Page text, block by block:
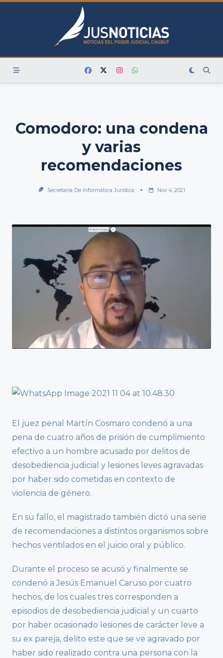
Skip
Comodoro: una condena
y varias
recomendaciones
Secretaría De Informática Jurídica Nov 4, 2021
El juez penal Martín Cosmaro condenó a una
pena de cuatro años de prisión de cumplimiento
efectivo a un hombre acusado por delitos de
desobediencia judicial y lesiones leves agravadas
por haber sido cometidas en contexto de
violencia de género.
En su fallo, el magistrado también dictó una serie
de recomendaciones a distintos organismos sobre
hechos ventilados en el juicio oral y público.
Durante el proceso se acusó y finalmente se
condenó a Jesús Emanuel Caruso por cuatro
hechos, de los cuales tres corresponden a
episodios de desobediencia judicial y un cuarto
por haber ocasionado lesiones de carácter leve a
su ex pareja, delito este que se ve agravado por
haber sido realizado contra una persona con la